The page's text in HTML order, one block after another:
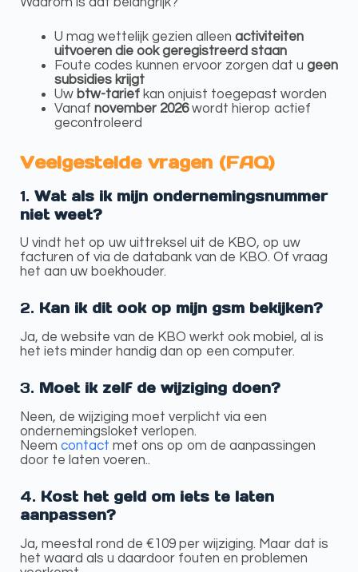
U mag wettelijk gezien alleen activiteiten
uitvoeren die ook geregistreerd staan
Foute codes kunnen ervoor zorgen dat u geen
subsidies krijgt
Uw btw-tariefkan onjuist toegepast worden
Vanaf november 2026wordt hierop actief
gecontroleerd
Veelgestelde vragen (FAQ)
1. Wat als ik mijn ondernemingsnummer
niet weet?
U vindt het op uw uittreksel uit de KBO, op uw
facturen of via de databank van de KBO. Of vraag
het aan uw boekhouder.
2. Kan ik dit ook op mijn gsm bekijken?
Ja, de website van de KBO werkt ook mobiel, al is
het iets minder handig dan op een computer.
3. Moet ik zelf de wijziging doen?
Neen, de wijziging moet verplicht via een
ondernemingsloket verlopen.
Neem contact met ons op om de aanpassingen
door te laten voeren..
4. Kost het geld om iets te laten
aanpassen?
Ja, meestal rond de €109 per wijziging. Maar dat is
het waard als u daardoor fouten en problemen